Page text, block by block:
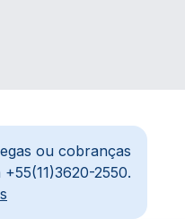
ou cobranças
2550.